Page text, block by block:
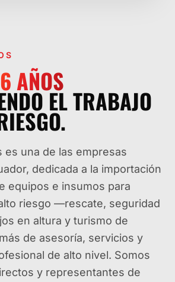
AÑOS
EL TRABAJO
es una de las empresas
dedicada a la importación
equipos e insumos para
riesgo —rescate, seguridad
en altura y turismo de
de asesoría, servicios y
de alto nivel. Somos
y representantes de